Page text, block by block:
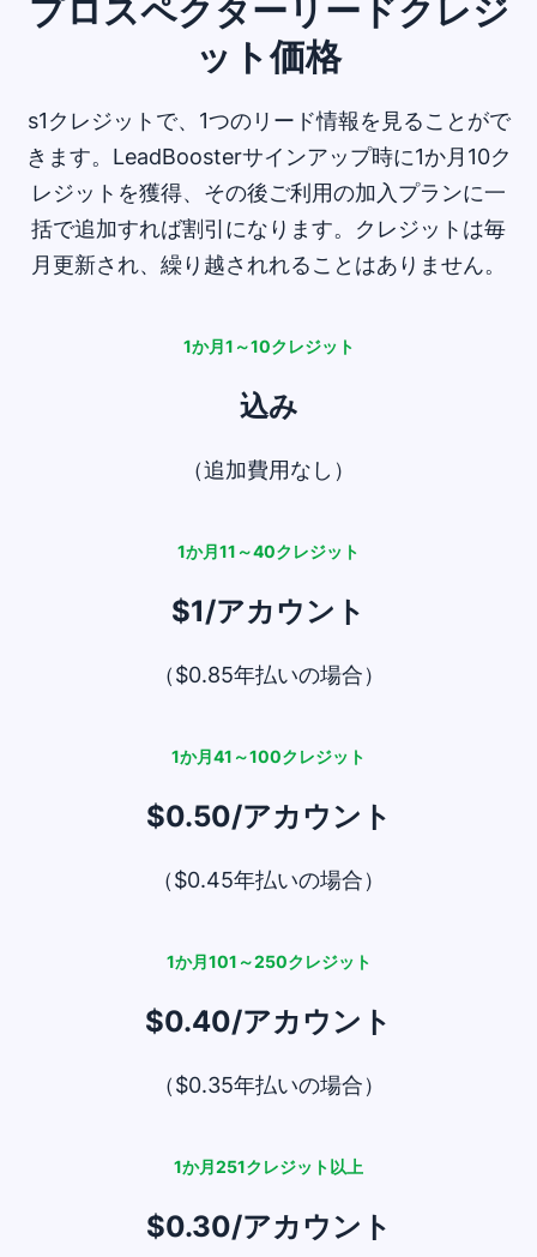
プロスペクターリードクレジ
ット価格
s1クレジットで、1つのリード情報を見ることがで
きます。LeadBoosterサインアップ時に1か月10ク
レジットを獲得、その後ご利用の加入プランに一
括で追加すれば割引になります。クレジットは毎
月更新され、繰り越されれることはありません。
1か月1～10クレジット
込み
（追加費用なし）
1か月11～40クレジット
$1/アカウント
（$0.85年払いの場合）
1か月41～100クレジット
$0.50/アカウント
（$0.45年払いの場合）
1か月101～250クレジット
$0.40/アカウント
（$0.35年払いの場合）
1か月251クレジット以上
$0.30/アカウント